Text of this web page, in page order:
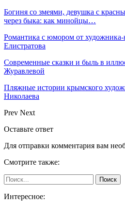
Богиня со змеями, девушка с
через быка: как минойцы…
Романтика с юмором от художника-
Елистратова
Современные сказки и быль в
Журавлевой
Пляжные истории крымского
Николаева
Prev Next
Оставьте ответ
Для отправки комментария вам
Смотрите также:
Интересное: